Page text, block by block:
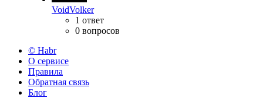
VoidVolker
1 ответ
0 вопросов
© Habr
О сервисе
Правила
Обратная связь
Блог